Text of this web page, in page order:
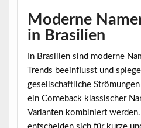
Moderne
in Brasilien
In Brasilien sind moderne
Trends beeinflusst und
gesellschaftliche
ein Comeback klassischer
Varianten kombiniert